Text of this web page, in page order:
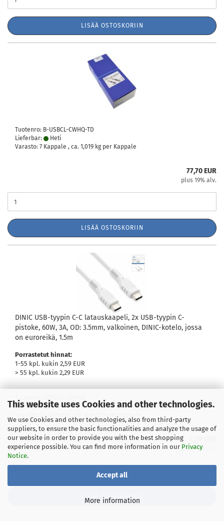
This website uses Cookies and other technologies.
We use Cookies and other technologies, also from third-party
suppliers, to ensure the basic functionalities and analyze the usage of
our website in order to provide you with the best shopping
experience possible. You can find more information in our Privacy
Notice.
Accept all
More information
LISÄÄ OSTOSKORIIN
Tuotenro: B-USBCL-CWHQ-TD
Lieferbar:
Heti
Varasto: 7 Kappale , ca. 1,019 kg per Kappale
77,70 EUR
plus 19% alv.
LISÄÄ OSTOSKORIIN
DINIC USB-tyypin C-C latauskaapeli, 2x USB-tyypin C-
pistoke, 60W, 3A, OD: 3.5mm, valkoinen, DINIC-kotelo, jossa
on euroreikä, 1.5m
Porrastetut hinnat:
1-55 kpl. kukin 2,59 EUR
> 55 kpl. kukin 2,29 EUR
Lieferbar:
Heti
Varasto: 83 Kappale , ca.
kg per Kappale
plus 19% alv.
LISÄÄ OSTOSKORIIN